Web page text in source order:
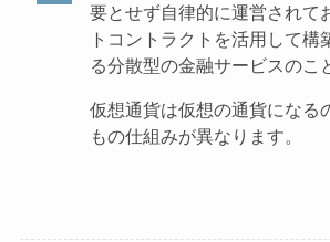
要とせず自律的に運営されて
トコントラクトを活用して構
る分散型の金融サービスのこ
仮想通貨は仮想の通貨になる
もの仕組みが異なります。